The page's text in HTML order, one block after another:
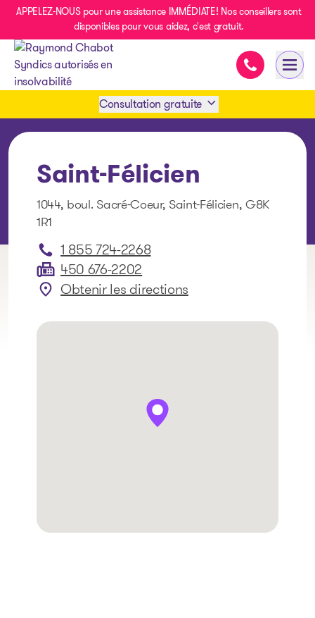
APPELEZ-NOUS pour une assistance IMMÉDIATE! Nos conseillers sont
disponibles pour vous aidez, c'est gratuit.
Assistance
Consultation gratuite
Saint-Félicien
1044, boul. Sacré-Coeur, Saint-Félicien, G8K
1R1
1 855 724-2268
450 676-2202
Obtenir les directions
: Saint-Félicien